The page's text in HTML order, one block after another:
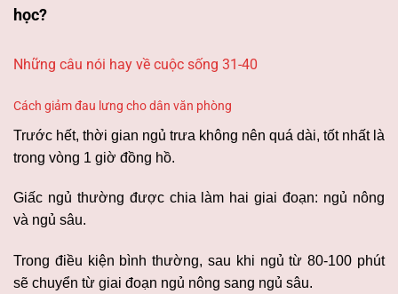
học?
Những câu nói hay về cuộc sống 31-40
Cách giảm đau lưng cho dân văn phòng
Trước hết, thời gian ngủ trưa không nên quá dài, tốt nhất là
trong vòng 1 giờ đồng hồ.
Giấc ngủ thường được chia làm hai giai đoạn: ngủ nông
và ngủ sâu.
Trong điều kiện bình thường, sau khi ngủ từ 80-100 phút
sẽ chuyển từ giai đoạn ngủ nông sang ngủ sâu.